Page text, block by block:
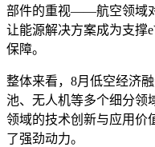
部件的重视——航空领域
让能源解决方案成为支撑
保障。
整体来看，8月低空经济
池、无人机等多个细分领
领域的技术创新与应用价
了强劲动力。